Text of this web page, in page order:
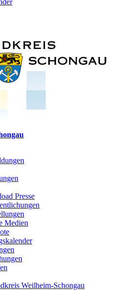
Presse
Medien
Weilheim-Schongau